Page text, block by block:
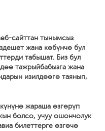
сайттан тынымсыз
жана көбүнчө бул
табышат. Биз бул
тажрыйбабызга жана
изилдөөгө таянып,
жараша өзгөрүп
болсо, учуу ошончолук
билеттерге өзгөчө